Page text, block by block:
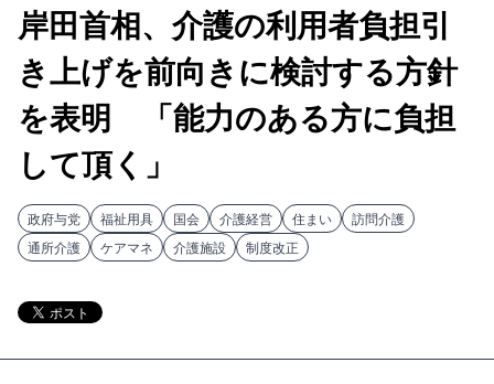
岸田首相、介護の利用者負担引
き上げを前向きに検討する方針
を表明 「能力のある方に負担
して頂く」
政府与党 福祉用具 国会 介護経営 住まい
訪問介護
通所介護
ケアマネ 介護施設 制度改正